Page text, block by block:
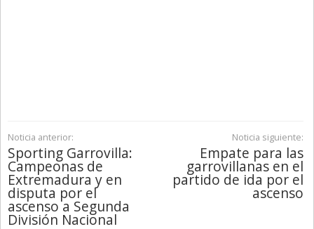
Noticia anterior:
Sporting Garrovilla:
Campeonas de
Extremadura y en
disputa por el
ascenso a Segunda
División Nacional
Noticia siguiente:
Empate para las
garrovillanas en el
partido de ida por el
ascenso